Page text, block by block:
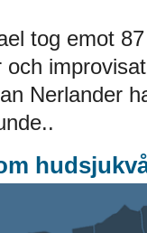
tog emot
Nerlander